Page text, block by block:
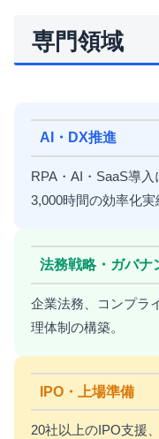
専門領域
AI・DX推進
RPA・AI・SaaS導
3,000時間の効率化実
法務戦略・ガバナ
企業法務、コンプラ
理体制の構築。
IPO・上場準備
20社以上のIPO支援